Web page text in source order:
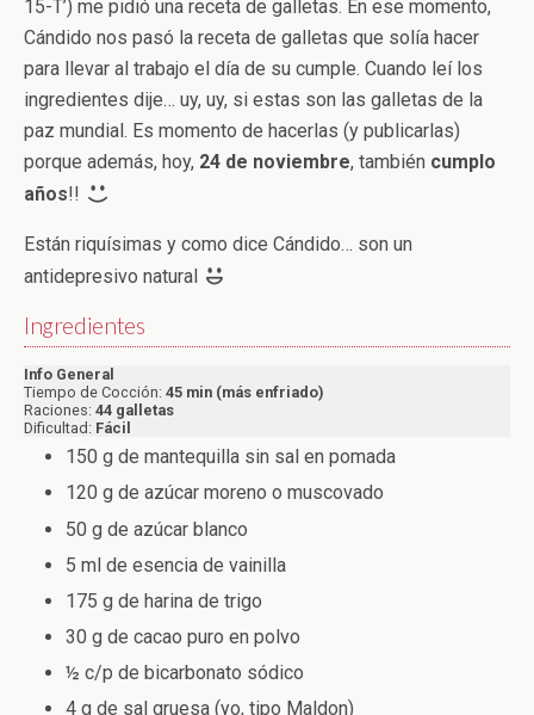
15-T’) me pidió una receta de galletas. En ese momento,
Cándido nos pasó la receta de galletas que solía hacer
para llevar al trabajo el día de su cumple. Cuando leí los
ingredientes dije… uy, uy, si estas son las galletas de la
paz mundial. Es momento de hacerlas (y publicarlas)
porque además, hoy, 24 de noviembre, también cumplo
años!!
Están riquísimas y como dice Cándido… son un
antidepresivo natural
Ingredientes
Info General
Tiempo de Cocción: 45 min (más enfriado)
Raciones: 44 galletas
Dificultad: Fácil
150 g de mantequilla sin sal en pomada
120 g de azúcar moreno o muscovado
50 g de azúcar blanco
5 ml de esencia de vainilla
175 g de harina de trigo
30 g de cacao puro en polvo
½ c/p de bicarbonato sódico
4 g de sal gruesa (yo, tipo Maldon)